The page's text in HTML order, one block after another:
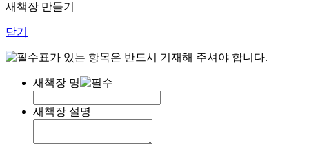
새책장 만들기
닫기
표가 있는 항목은 반드시 기재해 주셔야 합니다.
새책장 명
새책장 설명